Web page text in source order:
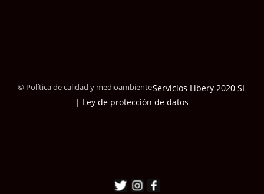
© Política de calidad y medioambienteServicios Libery 2020 SL
| Ley de protección de datos